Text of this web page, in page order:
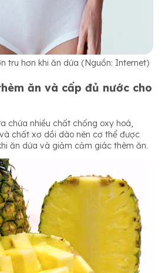
tru hơn khi ăn dứa (Nguồn: Internet)
ăn và cấp đủ nước cho
chứa nhiều chất chống oxy hoá,
chất xơ dồi dào nên cơ thể được
ăn dứa và giảm cảm giác thèm ăn.